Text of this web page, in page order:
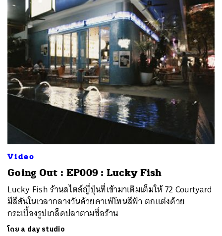
Video
Going Out : EP009 : Lucky Fish
Lucky Fish ร้านสไตล์ญี่ปุ่นที่เข้ามาเติมเต็มให้ 72 Courtyard
มีสีสันในเวลากลางวันด้วยคาเฟ่โทนสีฟ้า ตกแต่งด้วย
กระเบื้องรูปเกล็ดปลาตามชื่อร้าน
โดย a day studio